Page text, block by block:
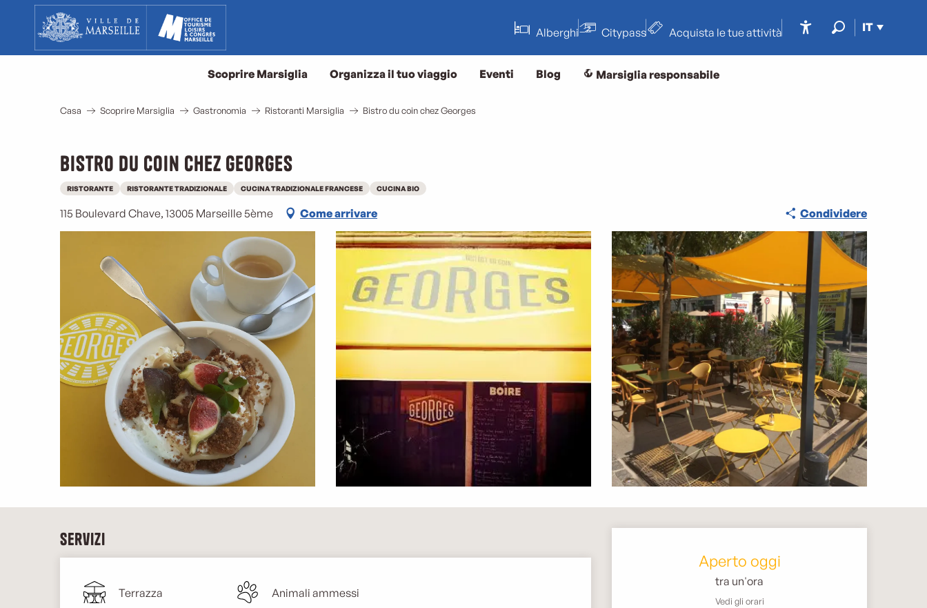
contenu
principal
IT
Alberghi Citypass Acquista le tue attività
Scoprire Marsiglia Organizza il tuo viaggio Eventi Blog Marsiglia responsabile
Casa Scoprire Marsiglia Gastronomia Ristoranti Marsiglia Bistro du coin chez Georges
Bistro du coin chez Georges
RISTORANTE RISTORANTE TRADIZIONALE CUCINA TRADIZIONALE FRANCESE CUCINA BIO
115 Boulevard Chave, 13005 Marseille 5ème Come arrivare Condividere
Orari e contatti
Aperto oggi
tra un'ora
Vedi gli orari
Servizi
Terrazza Animali ammessi